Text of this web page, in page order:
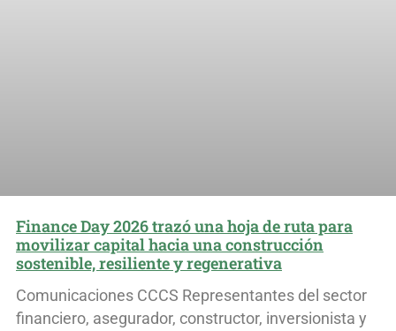
Finance Day 2026 trazó una hoja de ruta para
movilizar capital hacia una construcción
sostenible, resiliente y regenerativa
Comunicaciones CCCS Representantes del sector
financiero, asegurador, constructor, inversionista y